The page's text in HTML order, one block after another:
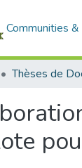
Communities